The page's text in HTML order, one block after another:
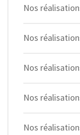
Nos
Nos
Nos
Nos
Nos